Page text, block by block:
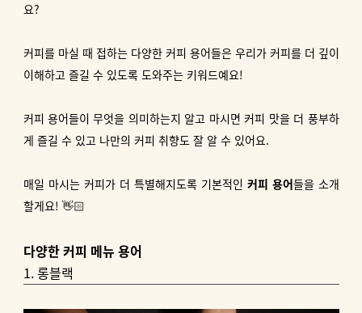
요?
커피를 마실 때 접하는 다양한 커피 용어들은 우리가 커피를 더 깊이
이해하고 즐길 수 있도록 도와주는 키워드예요!
커피 용어들이 무엇을 의미하는지 알고 마시면 커피 맛을 더 풍부하
게 즐길 수 있고 나만의 커피 취향도 잘 알 수 있어요.
매일 마시는 커피가 더 특별해지도록 기본적인 커피 용어들을 소개
할게요! 👋🏻
다양한 커피 메뉴 용어
1. 롱블랙